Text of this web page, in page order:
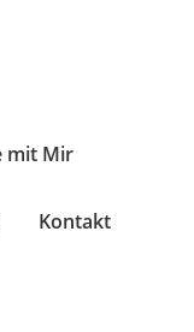
mit Mir
Kontakt